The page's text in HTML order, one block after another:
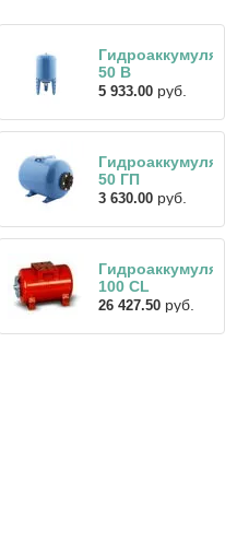
Гидроаккумулятор
50 В
5 933.00 руб.
Гидроаккумулятор
50 ГП
3 630.00 руб.
Гидроаккумулятор
100 CL
26 427.50 руб.